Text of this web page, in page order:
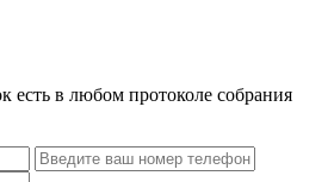
есть в любом протоколе собрания